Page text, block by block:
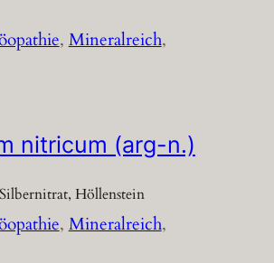
, Mineralreich
nitricum (arg-n.)
Höllenstein
, Mineralreich